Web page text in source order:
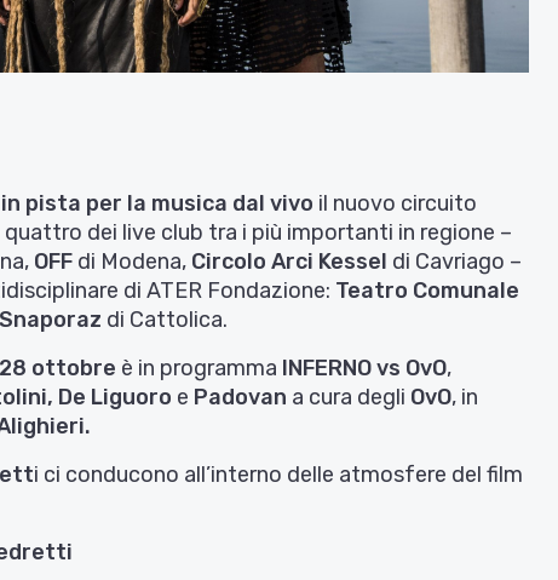
in pista per la musica dal vivo il nuovo circuito
dei live club tra i più importanti in regione –
OFF di Modena, Circolo Arci Kessel di Cavriago –
di ATER Fondazione: Teatro Comunale
di Cattolica.
ottobre è in programma INFERNO vs OvO,
De Liguoro e Padovan a cura degli OvO, in
i ci conducono all’interno delle atmosfere del film